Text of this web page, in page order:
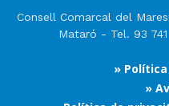
Consell Comarcal del
Mataró - Tel. 93
»
»